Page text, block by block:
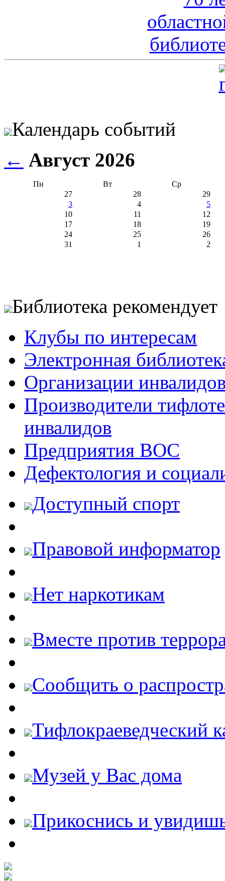
Календарь событий
← Август 2026
Пн Вт
Ср
27
28
29
3
4
5
10
11
12
17
18
19
24
25
26
31
1 2
Библиотека рекомендует
Клубы по интересам
Электронная
Организации
Производители
инвалидов
Предприятия ВОС
Дефектология и
Доступный спорт
Правовой информатор
Нет наркотикам
Вместе против
Cообщить о
Тифлокраеведческий
Музей у Вас дома
Прикоснись и